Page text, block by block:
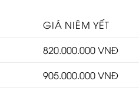
GIÁ NIÊM YẾT
820.000.000 VNĐ
905.000.000 VNĐ